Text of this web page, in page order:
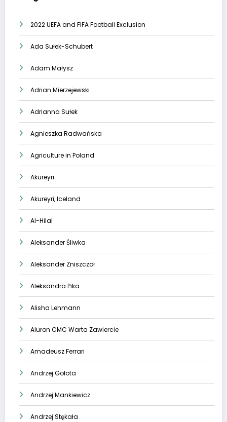
2022 UEFA and FIFA Football Exclusion
Ada Sułek-Schubert
Adam Małysz
Adrian Mierzejewski
Adrianna Sułek
Agnieszka Radwańska
Agriculture in Poland
Akureyri
Akureyri, Iceland
Al-Hilal
Aleksander Śliwka
Aleksander Zniszczoł
Aleksandra Pika
Alisha Lehmann
Aluron CMC Warta Zawiercie
Amadeusz Ferrari
Andrzej Gołota
Andrzej Mankiewicz
Andrzej Stękała